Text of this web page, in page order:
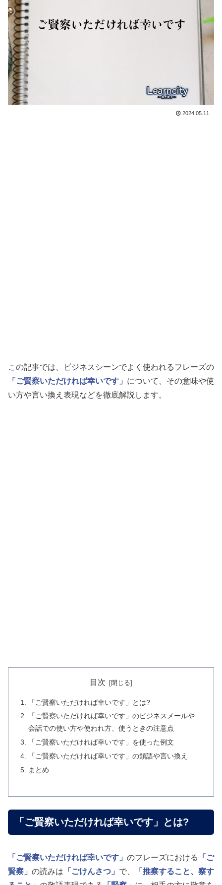
2024.05.11
この記事では、ビジネスシーンでよく使われるフレーズの
「ご賢察いただければ幸いです」 について、その意味や使
い方や言い換え表現などを徹底解説します。
目次
「ご賢察いただければ幸いです」とは?
「ご賢察いただければ幸いです」のビジネスメールや
会話での使い方や使われ方、使うときの注意点
「ご賢察いただければ幸いです」を使った例文
「ご賢察いただければ幸いです」の類語や言い換え
まとめ
「ご賢察いただければ幸いです」とは?
「ご賢察いただければ幸いです」 のフレーズにおける
「ご
賢察」 の読みは 「ごけんさつ」 で、
「推察すること、察す